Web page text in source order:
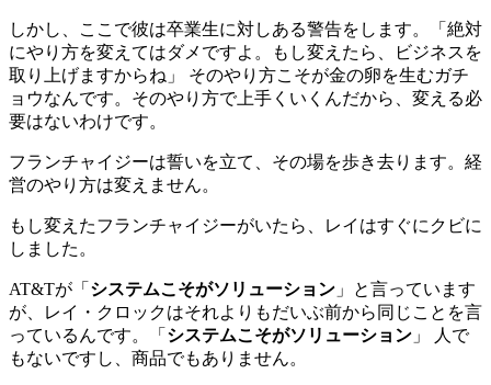
しかし、ここで彼は卒業生に対しある警告をします。「絶対
にやり方を変えてはダメですよ。もし変えたら、ビジネスを
取り上げますからね」 そのやり方こそが金の卵を生むガチ
ョウなんです。そのやり方で上手くいくんだから、変える必
要はないわけです。
フランチャイジーは誓いを立て、その場を歩き去ります。経
営のやり方は変えません。
もし変えたフランチャイジーがいたら、レイはすぐにクビに
しました。
AT&Tが「 システムこそがソリューション 」と言っています
が、レイ・クロックはそれよりもだいぶ前から同じことを言
っているんです。「 システムこそがソリューション 」 人で
もないですし、商品でもありません。